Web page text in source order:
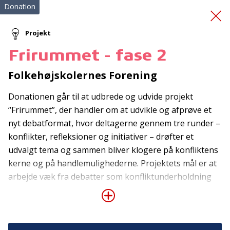
Friluftslivskultur
Donation
Projekt
Frirummet - fase 2
Folkehøjskolernes Forening
Donationen går til at udbrede og udvide projekt
“Frirummet”, der handler om at udvikle og afprøve et
nyt debatformat, hvor deltagerne gennem tre runder –
konflikter, refleksioner og initiativer – drøfter et
udvalgt tema og sammen bliver klogere på konfliktens
kerne og på handlemulighederne. Projektets mål er at
arbejde væk fra debatter som konfliktunderholdning
og i stedet bringe modsætninger sammen. Desuden
skal Frirummet bringe værdier tilbage i
Tilmeld nyhedsbrev
De seneste nyheder om TrygFondens og TryghedsGruppens